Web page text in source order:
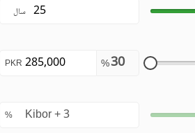
سال
%
PKR
%